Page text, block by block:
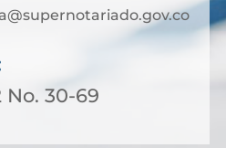
No. 30-69